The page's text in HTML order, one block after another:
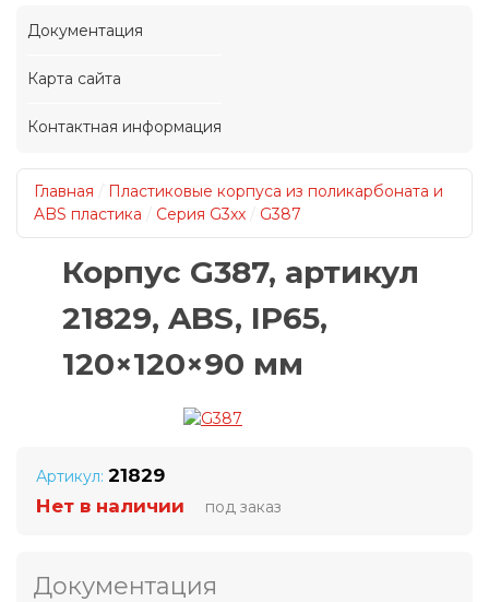
Документация
Карта сайта
Контактная информация
Главная
Пластиковые корпуса из поликарбоната и
ABS пластика
Серия G3xx G387
Корпус G387, артикул
21829, ABS, IP65,
120×120×90 мм
Артикул: 21829
Нет в наличии
под заказ
Документация